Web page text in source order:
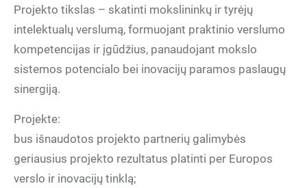
Projekto tikslas – skatinti mokslininkų ir tyrėjų
intelektualų verslumą, formuojant praktinio verslumo
kompetencijas ir įgūdžius, panaudojant mokslo
sistemos potencialo bei inovacijų paramos paslaugų
sinergiją.
Projekte:
bus išnaudotos projekto partnerių galimybės
geriausius projekto rezultatus platinti per Europos
verslo ir inovacijų tinklą;